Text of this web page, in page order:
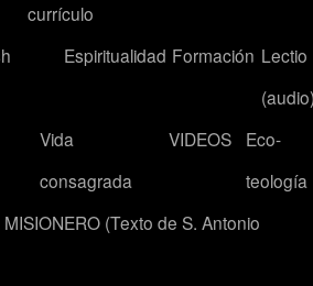
currículo
Espiritualidad Formación Lectio
Vida
consagrada
VIDEOS
Eco-
teología
MISIONERO (Texto de S. Antonio